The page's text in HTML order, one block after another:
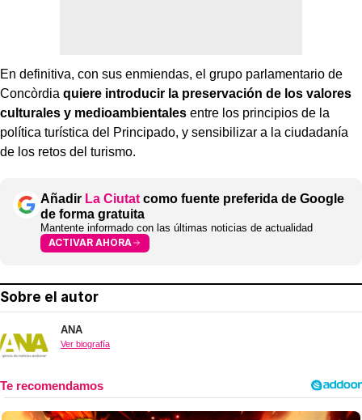
En definitiva, con sus enmiendas, el grupo parlamentario de
Concòrdia quiere introducir la preservación de los valores
culturales y medioambientales entre los principios de la
política turística del Principado, y sensibilizar a la ciudadanía
de los retos del turismo.
Añadir La Ciutat como fuente preferida de Google
de forma gratuita
Mantente informado con las últimas noticias de actualidad
ACTIVAR AHORA
Sobre el autor
ANA
Ver biografía